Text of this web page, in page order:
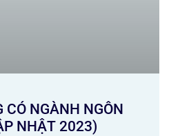
CÓ NGÀNH NGÔN
NHẬT 2023)